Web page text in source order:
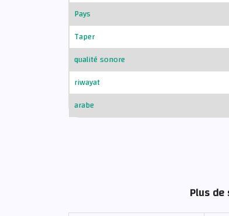
Pays
Taper
qualité sonore
riwayat
arabe
Plus